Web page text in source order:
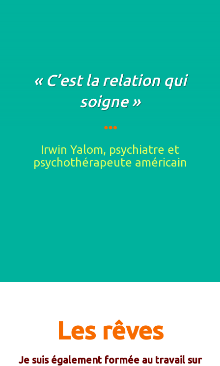
« C’est la relation qui
soigne »
Irwin Yalom, psychiatre et
psychothérapeute américain
Les rêves
Je suis également formée au travail sur